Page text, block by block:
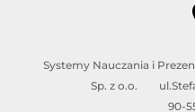
Systemy Nauczania i
Sp. z o.o.
90-